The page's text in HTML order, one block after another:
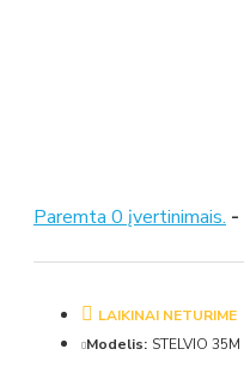
Paremta 0 įvertinimais. -
LAIKINAI NETURIME
Modelis: STELVIO 35M